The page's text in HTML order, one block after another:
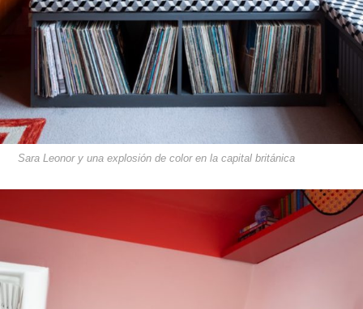
Sara Leonor y una explosión de color en la capital británica